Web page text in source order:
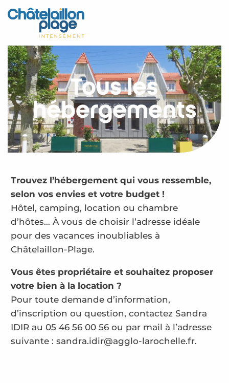
Aller
au
principal
Accueil
Découvrir
Activités
A vivre
Rendez-vous
Votre séjour
Espace Pro
Tous les
hébergements
Trouvez l’hébergement qui vous ressemble,
selon vos envies et votre budget !
Hôtel, camping, location ou chambre
d’hôtes… À vous de choisir l’adresse idéale
pour des vacances inoubliables à
Châtelaillon-Plage.
Vous êtes propriétaire et souhaitez proposer
votre bien à la location ?
Pour toute demande d’information,
d’inscription ou question, contactez Sandra
IDIR au 05 46 56 00 56 ou par mail à l’adresse
suivante : sandra.idir@agglo-larochelle.fr.